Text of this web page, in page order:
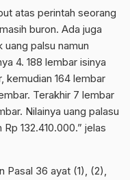
atas perintah seorang
buron. Ada juga
palsu namun
4. 188 lembar isinya
kemudian 164 lembar
Terakhir 7 lembar
Nilainya uang palasu
132.410.000.” jelas
Pasal 36 ayat (1), (2),